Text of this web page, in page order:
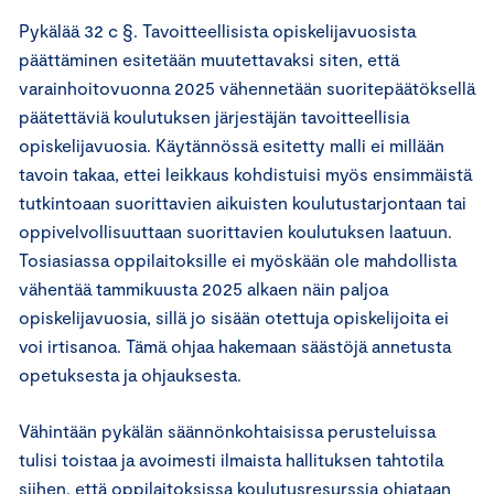
Pykälää 32 c §. Tavoitteellisista opiskelijavuosista
päättäminen esitetään muutettavaksi siten, että
varainhoitovuonna 2025 vähennetään suoritepäätöksellä
päätettäviä koulutuksen järjestäjän tavoitteellisia
opiskelijavuosia. Käytännössä esitetty malli ei millään
tavoin takaa, ettei leikkaus kohdistuisi myös ensimmäistä
tutkintoaan suorittavien aikuisten koulutustarjontaan tai
oppivelvollisuuttaan suorittavien koulutuksen laatuun.
Tosiasiassa oppilaitoksille ei myöskään ole mahdollista
vähentää tammikuusta 2025 alkaen näin paljoa
opiskelijavuosia, sillä jo sisään otettuja opiskelijoita ei
voi irtisanoa. Tämä ohjaa hakemaan säästöjä annetusta
opetuksesta ja ohjauksesta.
Vähintään pykälän säännönkohtaisissa perusteluissa
tulisi toistaa ja avoimesti ilmaista hallituksen tahtotila
siihen, että oppilaitoksissa koulutusresurssia ohjataan